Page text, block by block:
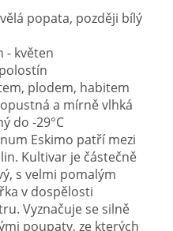
popata, později bílý
- květen
plodem, habitem
a mírně vlhká
do -29°C
Eskimo patří mezi
Kultivar je částečně
s velmi pomalým
v dospělosti
Vyznačuje se silně
poupaty, ze kterých